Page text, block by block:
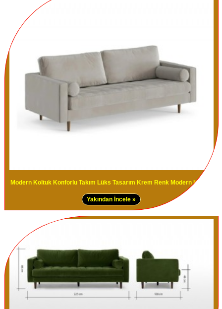
Modern Koltuk Konforlu Takım Lüks Tasarım Krem Renk Modern Kanepe
Yakından İncele »